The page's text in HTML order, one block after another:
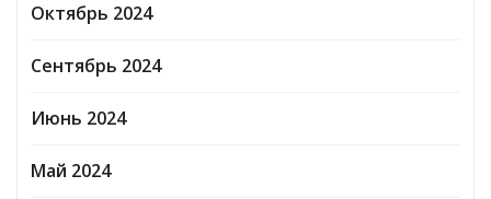
Октябрь 2024
Сентябрь 2024
Июнь 2024
Май 2024